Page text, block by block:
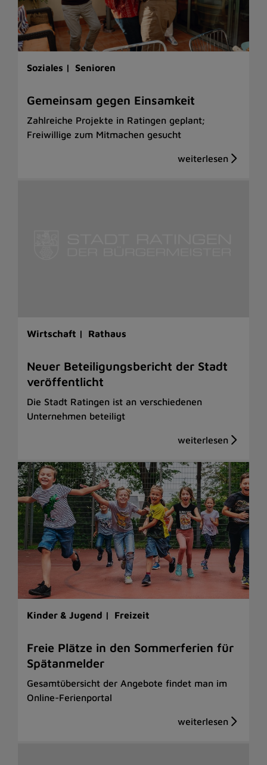
Soziales | Senioren
Gemeinsam gegen Einsamkeit
Zahlreiche Projekte in Ratingen geplant;
Freiwillige zum Mitmachen gesucht
Wirtschaft | Rathaus
Neuer Beteiligungsbericht der Stadt
veröffentlicht
Die Stadt Ratingen ist an verschiedenen
Unternehmen beteiligt
Kinder & Jugend | Freizeit
Freie Plätze in den Sommerferien für
Spätanmelder
Gesamtübersicht der Angebote findet man im
Online-Ferienportal